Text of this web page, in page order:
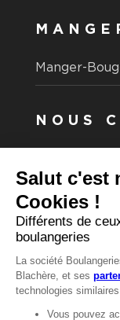
Manger-
NOUS
Vous
Consultez
FAQ
Recrutement